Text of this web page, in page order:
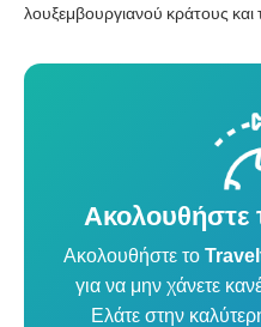
λουξεμβουργιανού κράτους
Ακολουθήστε
Ακολουθήστε το
για να μην χάνετε
Ελάτε στην